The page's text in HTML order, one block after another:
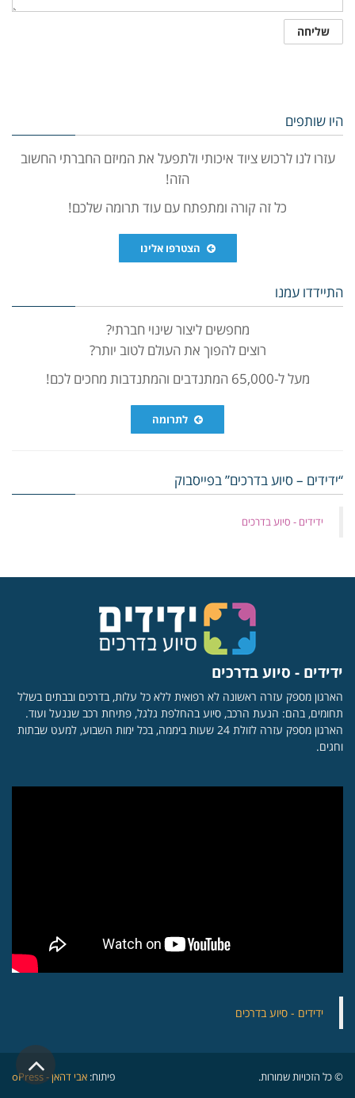
היו שותפים
עזרו לנו לרכוש ציוד איכותי ולתפעל את המיזם החברתי החשוב
הזה!
כל זה קורה ומתפתח עם עוד תרומה שלכם!
הצטרפו אלינו
התיידדו עמנו
מחפשים ליצור שינוי חברתי?
רוצים להפוך את העולם לטוב יותר?
מעל ל-65,000 המתנדבים והמתנדבות מחכים לכם!
לתרומה
“ידידים – סיוע בדרכים” בפייסבוק
‏ידידים - סיוע בדרכים
ידידים - סיוע בדרכים
הארגון מספק עזרה ראשונה לא רפואית ללא כל עלות, בדרכים ובבתים בשלל
תחומים, בהם: הנעת הרכב, סיוע בהחלפת גלגל, פתיחת רכב שננעל ועוד.
הארגון מספק עזרה לזולת 24 שעות ביממה, בכל ימות השבוע, למעט שבתות
וחגים.
‏ידידים - סיוע בדרכים
© כל הזכויות שמורות. פיתוח: אבי דהאן - oPressגלילה